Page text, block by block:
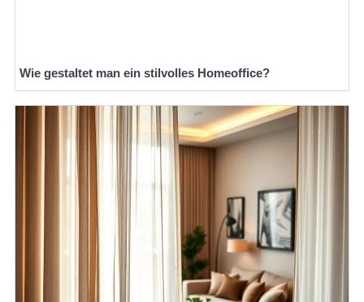
Wie gestaltet man ein stilvolles Homeoffice?